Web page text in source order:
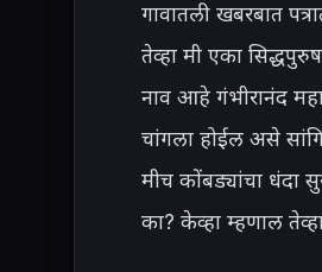
गावातली खबरबात
तेव्हा मी एका
नाव आहे गंभीरानंद
चांगला होईल असे
मीच कोंबड्यांचा धंदा
का? केव्हा म्हणाल